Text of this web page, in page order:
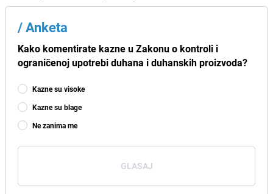
/Anketa
Kako komentirate kazne u Zakonu o kontroli i
ograničenoj upotrebi duhana i duhanskih proizvoda?
Kazne su visoke
Kazne su blage
Ne zanima me
GLASAJ